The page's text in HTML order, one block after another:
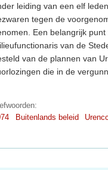
leiding van een elf
tegen de
Een belangrijk
van de
van de plannen van
die in de
Buitenlands beleid